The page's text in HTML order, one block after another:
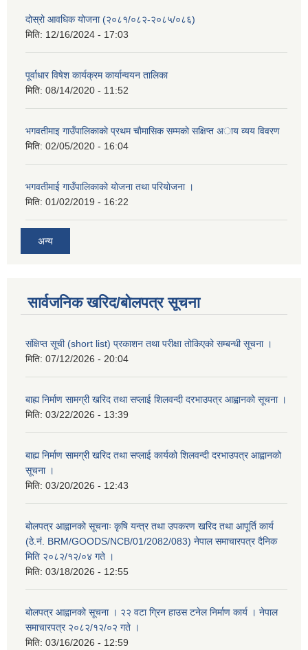
दोस्रो आवधिक योजना (२०८१/०८२-२०८५/०८६)
मिति: 12/16/2024 - 17:03
पूर्वाधार विषेश कार्यक्रम कार्यान्वयन तालिका
मिति: 08/14/2020 - 11:52
भगवतीमाइ गाउँपालिकाकाे प्रथम चाैमासिक सम्मकाे सक्षिप्त अाय व्यय विवरण
मिति: 02/05/2020 - 16:04
भगवतीमाई गाउँपालिकाको याेजना तथा परियाेजना ।
मिति: 01/02/2019 - 16:22
अन्य
सार्वजनिक खरिद/बोलपत्र सूचना
संक्षिप्त सूची (short list) प्रकाशन तथा परीक्षा तोकिएको सम्बन्धी सूचना ।
मिति: 07/12/2026 - 20:04
बाह्य निर्माण सामग्री खरिद तथा सप्लाई शिलवन्दी दरभाउपत्र आह्वानको सूचना ।
मिति: 03/22/2026 - 13:39
बाह्य निर्माण सामग्री खरिद तथा सप्लाई कार्यको शिलवन्दी दरभाउपत्र आह्वानको
सूचना ।
मिति: 03/20/2026 - 12:43
बोलपत्र आह्वानको सूचनाः कृषि यन्त्र तथा उपकरण खरिद तथा आपूर्ति कार्य
(ठे.नं. BRM/GOODS/NCB/01/2082/083) नेपाल समाचारपत्र दैनिक
मिति २०८२/१२/०४ गते ।
मिति: 03/18/2026 - 12:55
बोलपत्र आह्वानको सूचना । २२ वटा ग्रिन हाउस टनेल निर्माण कार्य । नेपाल
समाचारपत्र २०८२/१२/०२ गते ।
मिति: 03/16/2026 - 12:59